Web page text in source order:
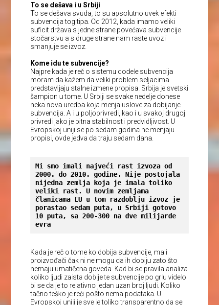
To se dešava i u Srbiji
To se dešava svuda, to su apsolutno uvek efekti
subvencija tog tipa. Od 2012, kada imamo veliki
suficit država s jedne strane povećava subvencije
stočarstvu a s druge strane nam raste uvoz i
smanjuje se izvoz.
Kome idu te subvencije?
Najpre kada je reč o sistemu dodele subvencija
moram da kažem da veliki problem seljacima
predstavljaju stalne izmene propisa. Srbija je svetski
šampion u tome. U Srbiji se svake nedelje donese
neka nova uredba koja menja uslove za dobijanje
subvencija. A i u poljoprivredi, kao i u svakoj drugoj
privredi jako je bitna stabilnost i predvidljivost. U
Evropskoj uniji se po sedam godina ne menjaju
propisi, ovde jedva da traju sedam dana.
Mi smo imali najveći rast izvoza od
2000. do 2010. godine. Nije postojala
nijedna zemlja koja je imala toliko
veliki rast. U novim zemljama
članicama EU u tom razdoblju izvoz je
porastao sedam puta, u Srbiji gotovo
10 puta, sa 200-300 na dve milijarde
evra
Kada je reč o tome ko dobija subvencije, mali
proizvođači čak ni ne mogu da ih dobiju zato što
nemaju umatičena goveda. Kad bi se pravila analiza
koliko ljudi zaista dobije te subvencije po grlu videlo
bi se da je to relativno jedan uzan broj ljudi. Koliko
tačno teško je reći pošto nema podataka. U
Evropskoj uniji je sve je toliko transparentno da se